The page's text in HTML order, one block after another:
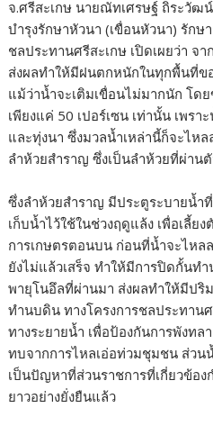
จ.ศรีสะเกษ นายณัทเศรษฐ์ ถิระวัฒ
บำรุงรักษาหัวนา (เขื่อนหัวนา) รักษ
ชลประทานศรีสะเกษ เปิดเผยว่า
ส่งผลทำให้มีฝนตกหนักในทุกพื้นที่ขอ
แม้ว่าน้ำจะเติมเขื่อนไม่มากนัก โด
เพียงแค่ 50 เปอร์เซน เท่านั้น เพร
และทุ่งนา ซึ่งมวลน้ำเหล่านี้ก็จะไหล
ลำห้วยสำราญ ซึ่งเป็นลำห้วยที่ผ่านตั
ซึ่งลำห้วยสำราญ มีประตูระบายน้ำ
เก็บน้ำไว้ใช้ในช่วงฤดูแล้ง เพื่อเลี้ย
การเกษตรตอนบน ก่อนที่น้ำจะไห
ยังไม่แล้วเสร็จ ทำให้มีการปิดกั้นท
พายุโนอึลที่ผ่านมา ส่งผลทำให้มีปริ
ทำนบดิน ทางโครงการชลประทาน
ทางระยายน้ำ เพื่อป้องกันการพังท
ทบจากการไหลเอ่อท่วมชุมชน ส่วน
เป็นปัญหาที่ส่วนราชการที่เกี่ยวข้อง
ยาวอย่างยั่งยืนแล้ว